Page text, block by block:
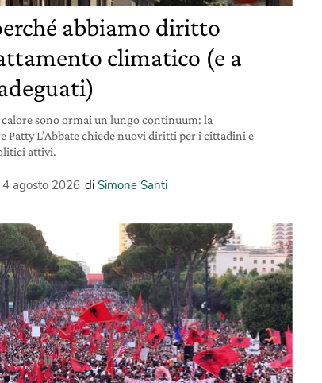
abbiamo diritto
climatico (e a
calore sono ormai un lungo continuum: la
Patty L’Abbate chiede nuovi diritti per i cittadini e
attivi.
4 agosto 2026 di Simone Santi